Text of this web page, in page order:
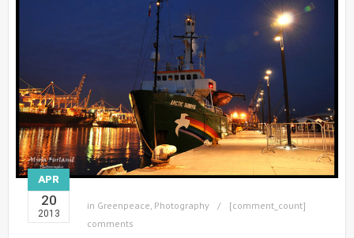
APR
20
2013
in Greenpeace Photography
[comment_count]
comments